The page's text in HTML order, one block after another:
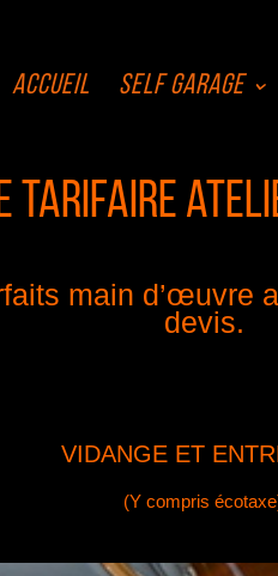
Accueil Self Garage
Tarifaire
main d’œuvre
devis.
VIDANGE ET
(Y compris